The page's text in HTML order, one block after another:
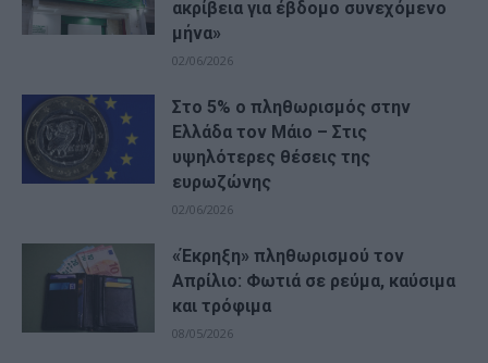
ακρίβεια για έβδομο συνεχόμενο
μήνα»
02/06/2026
Στο 5% ο πληθωρισμός στην
Ελλάδα τον Μάιο – Στις
υψηλότερες θέσεις της
ευρωζώνης
02/06/2026
«Έκρηξη» πληθωρισμού τον
Απρίλιο: Φωτιά σε ρεύμα, καύσιμα
και τρόφιμα
08/05/2026